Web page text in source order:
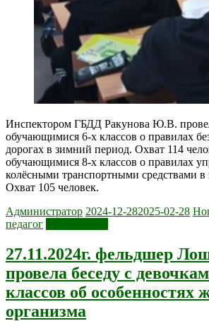
Инспектором ГБДД Ракунова Ю.В.
обучающимися 6-х классов о правилах
дорогах в зимний период. Охват 114
обучающимися 8-х классов о правилах
колёсными транспортными средствами
Охват 105 человек.
Администратор 2024-12-282025-02-28
педагог
27.11.2024г. фельдшер
провела беседу с
классов об особенностях
организма